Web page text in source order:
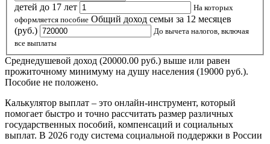
детей до 17 лет
На которых
оформляется пособие Общий доход семьи за 12 месяцев
(руб.)
До вычета налогов, включая
все выплаты
Среднедушевой доход (20000.00 руб.) выше или равен
прожиточному минимуму на душу населения (19000 руб.).
Пособие не положено.
Калькулятор выплат – это онлайн-инструмент, который
помогает быстро и точно рассчитать размер различных
государственных пособий, компенсаций и социальных
выплат. В 2026 году система социальной поддержки в России